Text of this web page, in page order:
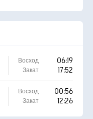
Восход 06:19
Закат 17:52
Восход 00:56
Закат 12:26